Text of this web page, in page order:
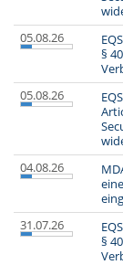
05.08.26
§
05.08.26
04.08.26
31.07.26
§